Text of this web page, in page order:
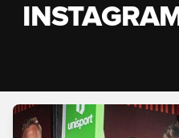
INSTAGRAM